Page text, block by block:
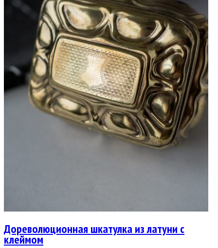
Дореволюционная шкатулка из латуни с
клеймом